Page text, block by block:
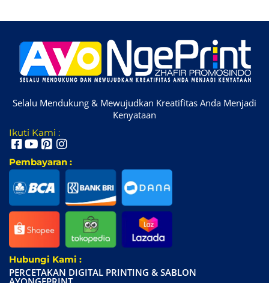
Selalu Mendukung & Mewujudkan Kreatifitas Anda Menjadi
Kenyataan
Ikuti Kami :
Pembayaran :
Hubungi Kami :
PERCETAKAN DIGITAL PRINTING & SABLON